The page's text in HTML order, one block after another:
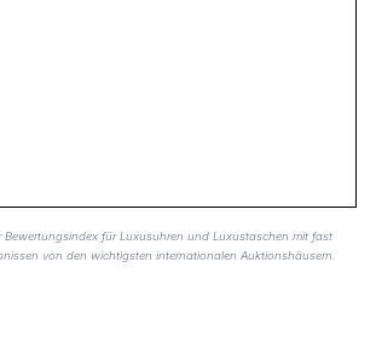
Bewertungsindex für Luxusuhren und Luxustaschen mit fast
von den wichtigsten internationalen Auktionshäusern.